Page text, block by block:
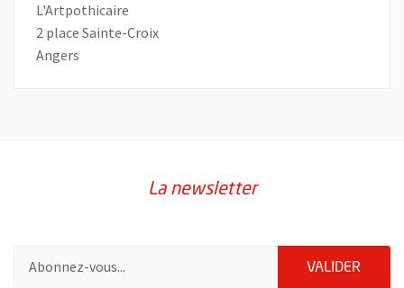
L'Artpothicaire
2 place Sainte-Croix
Angers
La newsletter
VALIDER